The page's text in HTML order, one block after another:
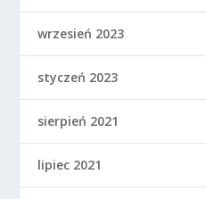
wrzesień 2023
styczeń 2023
sierpień 2021
lipiec 2021